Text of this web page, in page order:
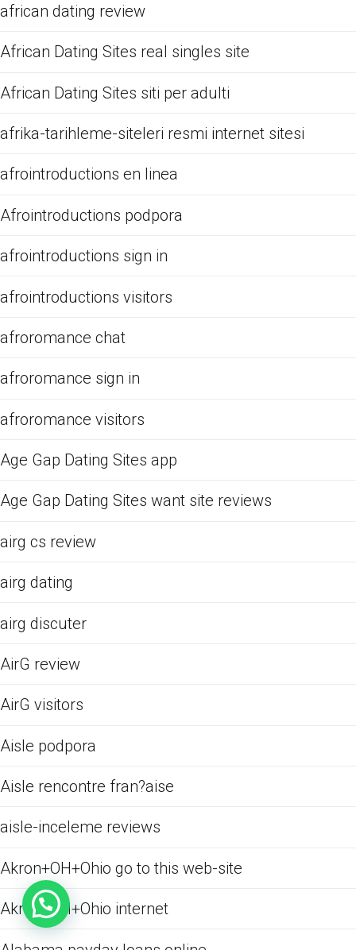
african dating review
African Dating Sites real singles site
African Dating Sites siti per adulti
afrika-tarihleme-siteleri resmi internet sitesi
afrointroductions en linea
Afrointroductions podpora
afrointroductions sign in
afrointroductions visitors
afroromance chat
afroromance sign in
afroromance visitors
Age Gap Dating Sites app
Age Gap Dating Sites want site reviews
airg cs review
airg dating
airg discuter
AirG review
AirG visitors
Aisle podpora
Aisle rencontre fran?aise
aisle-inceleme reviews
Akron+OH+Ohio go to this web-site
Akron+OH+Ohio internet